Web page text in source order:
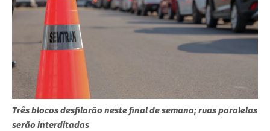
Três blocos desfilarão neste final de semana; ruas paralelas
serão interditadas